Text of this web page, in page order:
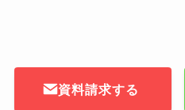
資料請求する